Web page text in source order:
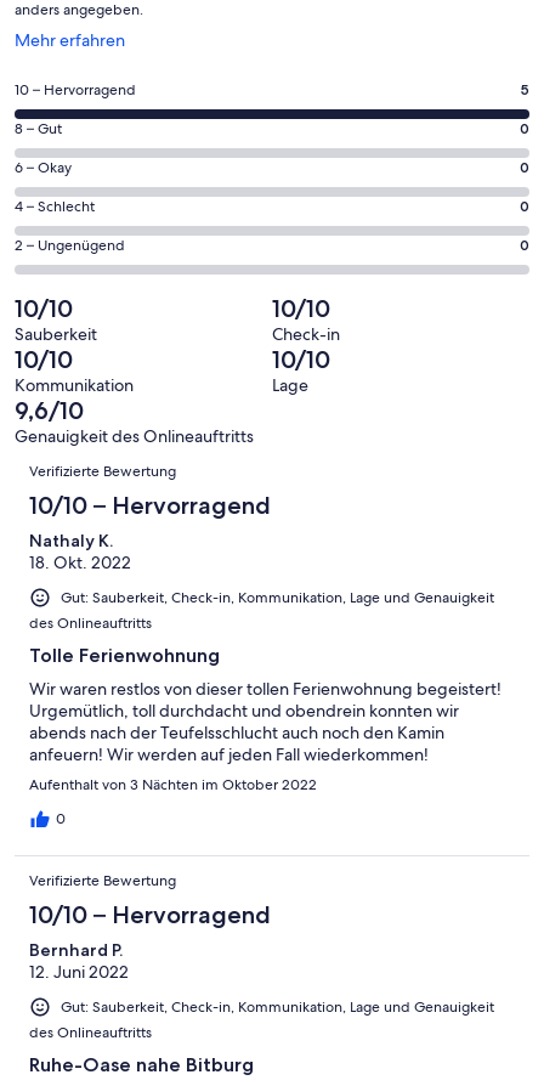
anders angegeben.
Mehr erfahren
Wird
einem
neuen
Fenster
geöffnet
5
von
insgesamt
5
Gästebewertungen
haben
eine
Bewertung
von
10
-
Hervorragend
10 – Hervorragend 5
0
von
insgesamt
5
Gästebewertungen
haben
Bewertung
von
8
-
Gut
8 – Gut 0
0
von
insgesamt
5
Gästebewertungen
haben
eine
Bewertung
von
6
-
Okay
6 – Okay 0
0
von
insgesamt
Gästebewertungen
haben
eine
Bewertung
von
4
4 – Schlecht 0
0
von
insgesamt
5
Gästebewertungen
haben
eine
Bewertung
2 – Ungenügend 0
10/10
Sauberkeit
10/10
Check-in
10/10
Kommunikation
10/10
Lage
9,6/10
Genauigkeit des Onlineauftritts
Bewertungen
Verifizierte Bewertung
10/10 – Hervorragend
Nathaly K.
18. Okt. 2022
Gut: Sauberkeit, Check-in, Kommunikation, Lage und Genauigkeit
des Onlineauftritts
Tolle Ferienwohnung
Wir waren restlos von dieser tollen Ferienwohnung begeistert!
Urgemütlich, toll durchdacht und obendrein konnten wir
abends nach der Teufelsschlucht auch noch den Kamin
anfeuern! Wir werden auf jeden Fall wiederkommen!
Aufenthalt von 3 Nächten im Oktober 2022
0
Verifizierte Bewertung
10/10 – Hervorragend
Bernhard P.
12. Juni 2022
Gut: Sauberkeit, Check-in, Kommunikation, Lage und Genauigkeit
des Onlineauftritts
Ruhe-Oase nahe Bitburg